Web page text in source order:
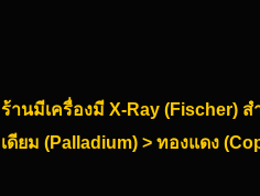
ร้านมีเครื่องมี X-Ray (Fischer)
เดียม (Palladium) > ทองแดง